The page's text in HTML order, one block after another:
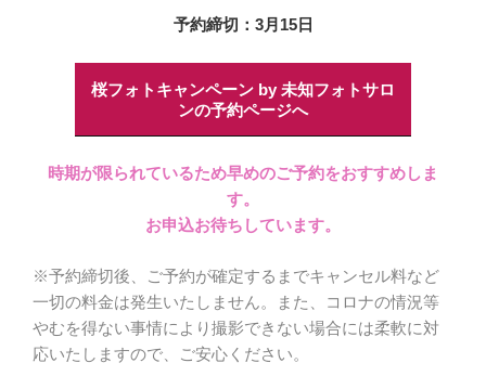
予約締切：3月15日
桜フォトキャンペーン by 未知フォトサロ
ンの予約ページへ
時期が限られているため早めのご予約をおすすめしま
す。
お申込お待ちしています。
※予約締切後、ご予約が確定するまでキャンセル料など
一切の料金は発生いたしません。また、コロナの情況等
やむを得ない事情により撮影できない場合には柔軟に対
応いたしますので、ご安心ください。